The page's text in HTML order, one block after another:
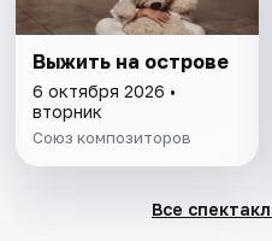
Выжить на острове
6 октября 2026 •
вторник
Союз композиторов
Все